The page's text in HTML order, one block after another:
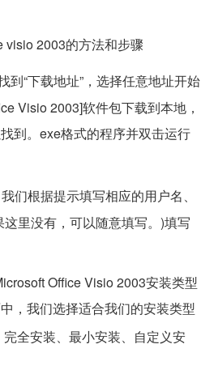
visio 2003的方法和步骤
到“下载地址”，选择任意地址开始
Visio 2003]软件包下载到本地，
到。exe格式的程序并双击运行
们根据提示填写相应的用户名、
里没有，可以随意填写。)填写
Office Visio 2003安装类型
，我们选择适合我们的安装类型
全安装、最小安装、自定义安